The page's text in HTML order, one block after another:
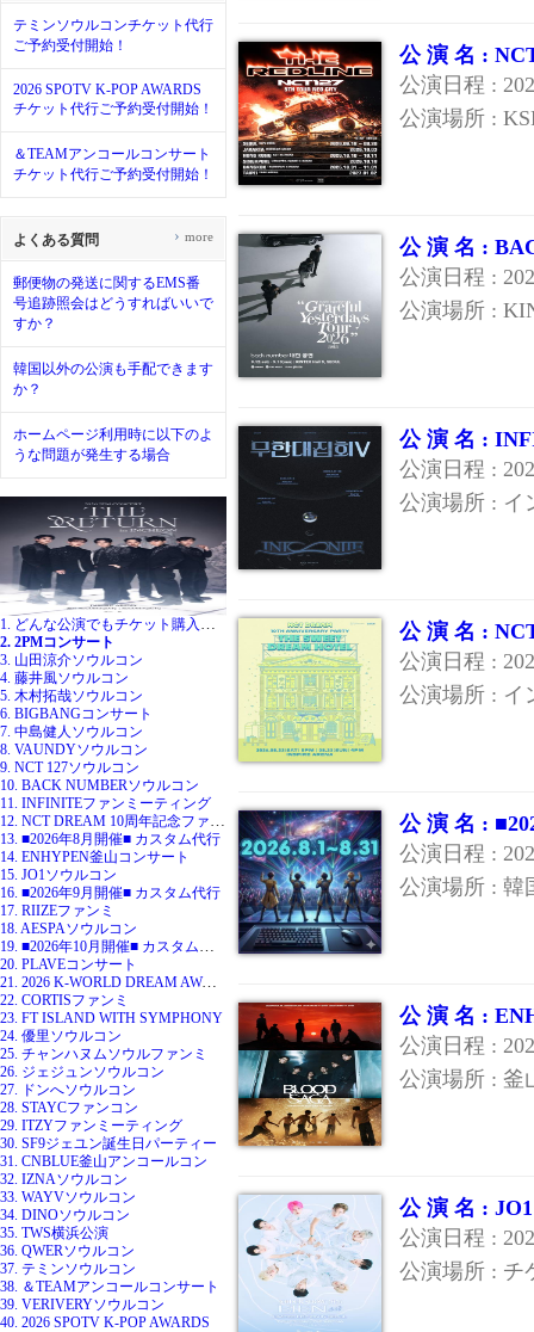
テミンソウルコンチケット代行
ご予約受付開始！
2026 SPOTV K-POP AWARDS
チケット代行ご予約受付開始！
＆TEAMアンコールコンサート
チケット代行ご予約受付開始！
よくある質問
郵便物の発送に関するEMS番
号追跡照会はどうすればいいで
すか？
韓国以外の公演も手配できます
か？
ホームページ利用時に以下のよ
うな問題が発生する場合
› more
1. どんな公演でもチケット購入代行
2. 2PMコンサート
3. 山田涼介ソウルコン
4. 藤井風ソウルコン
5. 木村拓哉ソウルコン
6. BIGBANGコンサート
7. 中島健人ソウルコン
8. VAUNDYソウルコン
9. NCT 127ソウルコン
10. BACK NUMBERソウルコン
11. INFINITEファンミーティング
12. NCT DREAM 10周年記念ファンミ
13. ■2026年8月開催■ カスタム代行
14. ENHYPEN釜山コンサート
15. JO1ソウルコン
16. ■2026年9月開催■ カスタム代行
17. RIIZEファンミ
18. AESPAソウルコン
19. ■2026年10月開催■ カスタム代行
20. PLAVEコンサート
21. 2026 K-WORLD DREAM AWARDS
22. CORTISファンミ
23. FT ISLAND WITH SYMPHONY
24. 優里ソウルコン
25. チャンハヌムソウルファンミ
26. ジェジュンソウルコン
27. ドンへソウルコン
28. STAYCファンコン
29. ITZYファンミーティング
30. SF9ジェユン誕生日パーティー
31. CNBLUE釜山アンコールコン
32. IZNAソウルコン
33. WAYVソウルコン
34. DINOソウルコン
35. TWS横浜公演
36. QWERソウルコン
37. テミンソウルコン
38. ＆TEAMアンコールコンサート
39. VERIVERYソウルコン
40. 2026 SPOTV K-POP AWARDS
公 演 名 :
公演日程 :
公演場所 :
公 演 名 :
公演日程 :
公演場所 :
公 演 名 :
公演日程 :
公演場所 : イ
公 演 名 :
公演日程 :
公演場所 : イ
公 演 名 :
公演日程 :
公演場所 : 韓
公 演 名 :
公演日程 :
公演場所 : 釜
公 演 名 :
公演日程 :
公演場所 : チ